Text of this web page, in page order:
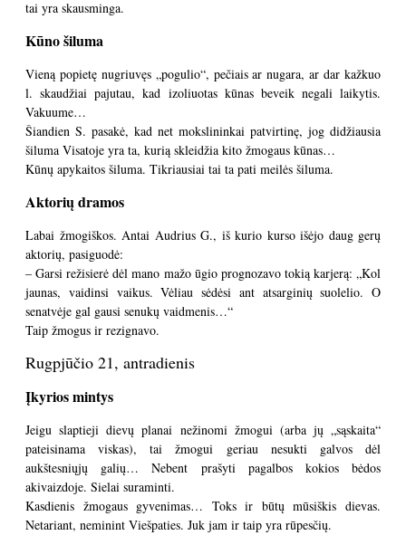
tai yra skausminga.
Kūno šiluma
Vieną popietę nugriuvęs „pogulio“, pečiais ar nugara, ar dar kažkuo
l. skaudžiai pajutau, kad izoliuotas kūnas beveik negali laikytis.
Vakuume…
Šiandien S. pasakė, kad net mokslininkai patvirtinę, jog didžiausia
šiluma Visatoje yra ta, kurią skleidžia kito žmogaus kūnas…
Kūnų apykaitos šiluma. Tikriausiai tai ta pati meilės šiluma.
Aktorių dramos
Labai žmogiškos. Antai Audrius G., iš kurio kurso išėjo daug gerų
aktorių, pasiguodė:
– Garsi režisierė dėl mano mažo ūgio prognozavo tokią karjerą: „Kol
jaunas, vaidinsi vaikus. Vėliau sėdėsi ant atsarginių suolelio. O
senatvėje gal gausi senukų vaidmenis…“
Taip žmogus ir rezignavo.
Rugpjūčio 21, antradienis
Įkyrios mintys
Jeigu slaptieji dievų planai nežinomi žmogui (arba jų „sąskaita“
pateisinama viskas), tai žmogui geriau nesukti galvos dėl
aukštesniųjų galių… Nebent prašyti pagalbos kokios bėdos
akivaizdoje. Sielai suraminti.
Kasdienis žmogaus gyvenimas… Toks ir būtų mūsiškis dievas.
Netariant, neminint Viešpaties. Juk jam ir taip yra rūpesčių.